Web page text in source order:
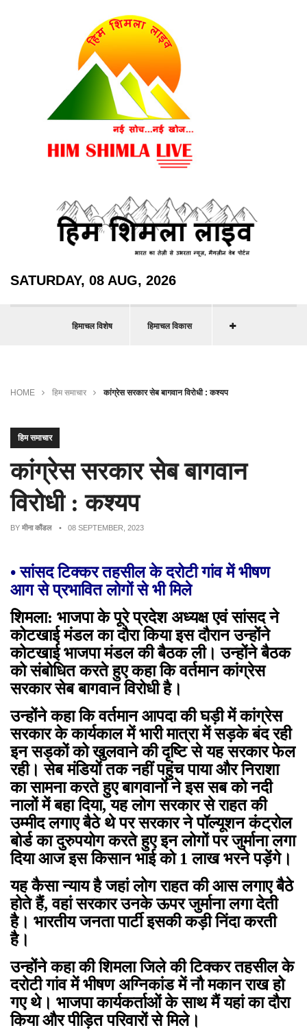
SATURDAY, 08 AUG, 2026
हिमाचल विशेष हिमाचल विकास
HOME हिम समाचार कांग्रेस सरकार सेब बागवान विरोधी : कश्यप
हिम समाचार
कांग्रेस सरकार सेब बागवान
विरोधी : कश्यप
BY मीना कौंडल • 08 SEPTEMBER, 2023
• सांसद टिक्कर तहसील के दरोटी गांव में भीषण
आग से प्रभावित लोगों से भी मिले
शिमला: भाजपा के पूरे प्रदेश अध्यक्ष एवं सांसद ने
कोटखाई मंडल का दौरा किया इस दौरान उन्होंने
कोटखाई भाजपा मंडल की बैठक ली। उन्होंने बैठक
को संबोधित करते हुए कहा कि वर्तमान कांग्रेस
सरकार सेब बागवान विरोधी है।
उन्होंने कहा कि वर्तमान आपदा की घड़ी में कांग्रेस
सरकार के कार्यकाल में भारी मात्रा में सड़के बंद रही
इन सड़कों को खुलवाने की दृष्टि से यह सरकार फेल
रही। सेब मंडियों तक नहीं पहुंच पाया और निराशा
का सामना करते हुए बागवानों ने इस सब को नदी
नालों में बहा दिया, यह लोग सरकार से राहत की
उम्मीद लगाए बैठे थे पर सरकार ने पॉल्यूशन कंट्रोल
बोर्ड का दुरुपयोग करते हुए इन लोगों पर जुर्माना लगा
दिया आज इस किसान भाई को 1 लाख भरने पड़ेंगे।
यह कैसा न्याय है जहां लोग राहत की आस लगाए बैठे
होते हैं, वहां सरकार उनके ऊपर जुर्माना लगा देती
है। भारतीय जनता पार्टी इसकी कड़ी निंदा करती
है।
उन्होंने कहा की शिमला जिले की टिक्कर तहसील के
दरोटी गांव में भीषण अग्निकांड में नौ मकान राख हो
गए थे। भाजपा कार्यकर्ताओं के साथ मैं यहां का दौरा
किया और पीड़ित परिवारों से मिले।